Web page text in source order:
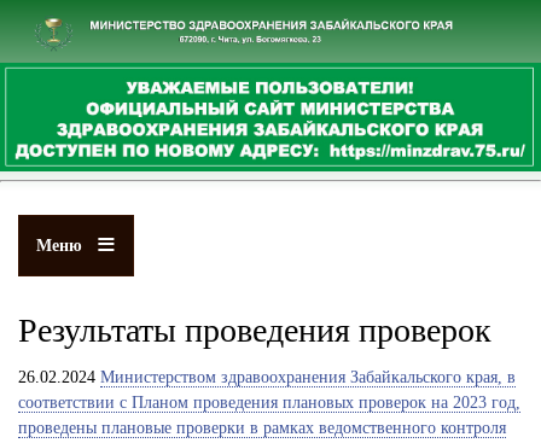
к
основному
содержанию
Меню
Результаты проведения проверок
26.02.2024 Министерством здравоохранения Забайкальского края, в
соответствии с Планом проведения плановых проверок на 2023 год,
проведены плановые проверки в рамках ведомственного контроля